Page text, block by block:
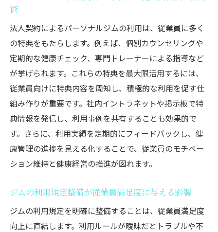
術
法人契約によるパーソナルジムの利用は、従業員に多く
の特典をもたらします。例えば、個別カウンセリングや
定期的な健康チェック、専門トレーナーによる指導など
が挙げられます。これらの特典を最大限活用するには、
従業員向けに特典内容を周知し、積極的な利用を促す仕
組み作りが重要です。社内イントラネットや掲示板で特
典情報を発信し、利用事例を共有することも効果的で
す。さらに、利用実績を定期的にフィードバックし、健
康管理の進捗を見える化することで、従業員のモチベー
ション維持と健康経営の推進が図れます。
ジムの利用規定整備が従業員満足度に与える影響
ジムの利用規定を明確に整備することは、従業員満足度
向上に直結します。利用ルールが曖昧だとトラブルや不